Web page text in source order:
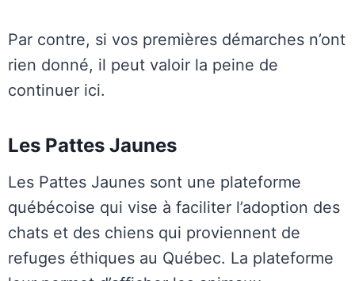
Par contre, si vos premières démarches n’ont
rien donné, il peut valoir la peine de
continuer ici.
Les Pattes Jaunes
Les Pattes Jaunes sont une plateforme
québécoise qui vise à faciliter l’adoption des
chats et des chiens qui proviennent de
refuges éthiques au Québec. La plateforme